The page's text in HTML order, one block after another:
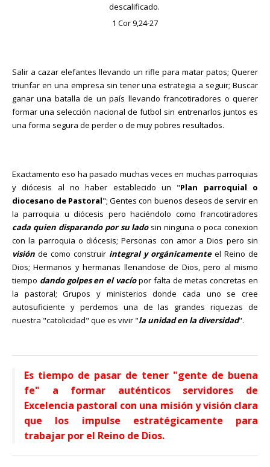
descalificado.
1 Cor 9,24-27
Salir a cazar elefantes llevando un rifle para matar patos; Querer
triunfar en una empresa sin tener una estrategia a seguir; Buscar
ganar una batalla de un país llevando francotiradores o querer
formar una selección nacional de futbol sin entrenarlos juntos es
una forma segura de perder o de muy pobres resultados.
Exactamento eso ha pasado muchas veces en muchas parroquias
y diócesis al no haber establecido un "Plan parroquial o
diocesano de Pastoral"; Gentes con buenos deseos de servir en
la parroquia u diócesis pero haciéndolo como francotiradores
cada quien disparando por su ladosin ninguna o poca conexion
con la parroquia o diócesis; Personas con amor a Dios pero sin
visión de como construir integral y orgánicamenteel Reino de
Dios; Hermanos y hermanas llenandose de Dios, pero al mismo
tiempo dando golpes en el vacíopor falta de metas concretas en
la pastoral; Grupos y ministerios donde cada uno se cree
autosuficiente y perdemos una de las grandes riquezas de
nuestra "catolicidad" que es vivir "la unidad en la diversidad".
Es tiempo de pasar de tener "gente de buena
fe" a formar auténticos servidores de
Excelencia pastoral con una misión y visión clara
que los impulse estratégicamente para
trabajar por el Reino de Dios.